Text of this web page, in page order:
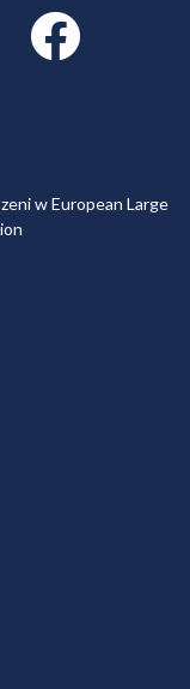
Facebook link
w European Large